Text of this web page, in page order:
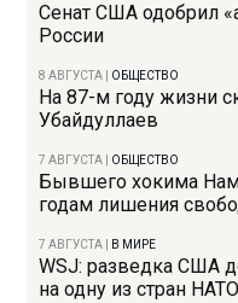
Сенат США одобрил
России
8 АВГУСТА ОБЩЕСТВО
На 87-м году жизни
Убайдуллаев
7 АВГУСТА ОБЩЕСТВО
Бывшего хокима
годам лишения
7 АВГУСТА В МИРЕ
WSJ: разведка США
на одну из стран НАТО